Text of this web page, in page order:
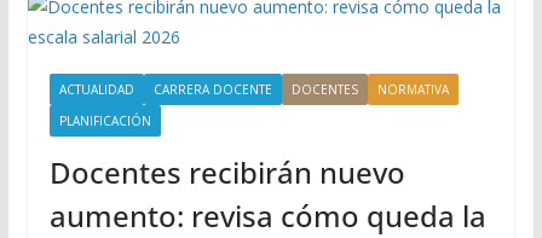
ACTUALIDAD CARRERA DOCENTE DOCENTES
NORMATIVA
PLANIFICACIÓN
Docentes recibirán nuevo
aumento: revisa cómo queda la